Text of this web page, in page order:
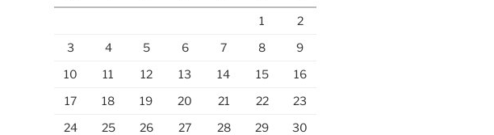
1
2
3
4 5 6 7 8
9
10
11 12 13 14 15
16
17
18 19 20 21 22
23
24
25 26 27 28 29
30